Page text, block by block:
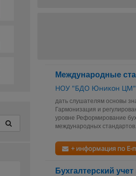
Международные
НОУ "БДО Юникон ЦМ"
дать слушателям основы
Гармонизация и
уровне Реформирование
международных
+ информация по E-
Бухгалтерский